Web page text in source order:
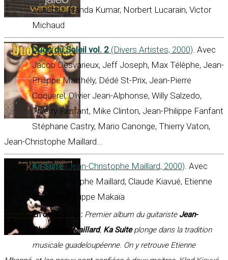
Sanchez, Nanda Kumar, Norbert Lucarain, Victor
Michaud
Duos du Soleil vol. 2 (Divers Artistes, 2000). Avec
Jacob Desvarieux, Jeff Joseph, Max Télèphe, Jean-
Philippe Marthély, Dédé St-Prix, Jean-Pierre
Coquerel, Olivier Jean-Alphonse, Willy Salzedo,
Thierry Fanfant, Mike Clinton, Jean-Philippe Fanfant
Stéphane Castry, Mario Canonge, Thierry Vaton,
Jean-Christophe Maillard...
Ka Suite(Jean-Christophe Maillard, 2000). Avec
Jean-Christophe Maillard, Claude Kiavué, Etienne
Mbappé, Philippe Makaïa
En deux mots : Premier album du guitariste Jean-
Christophe Maillard, Ka Suiteplonge dans la tradition
musicale guadeloupéenne. On y retrouve Etienne